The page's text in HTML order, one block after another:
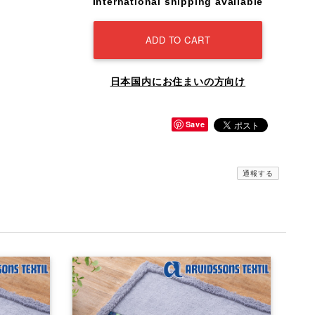
ADD TO CART
日本国内にお住まいの方向け
Save
通報する